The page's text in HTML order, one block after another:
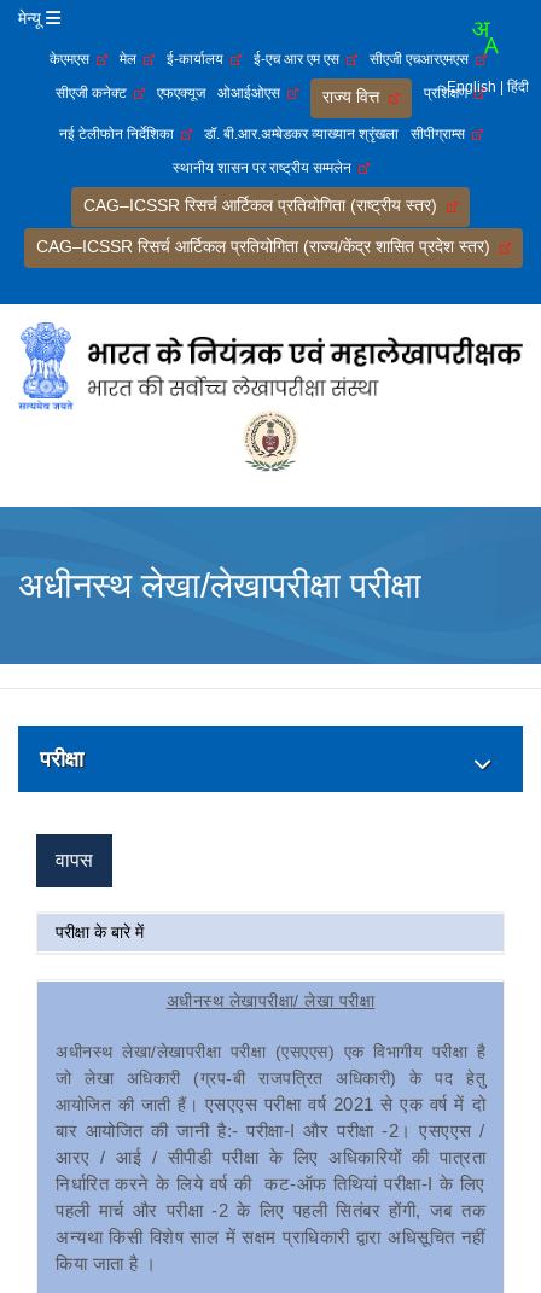
मेन्यू
केएमएस मेल ई-कार्यालय ई-एच आर एम एस
सीएजी एचआरएमएस
सीएजी कनेक्ट
एफएक्यूज ओआईओएस राज्य वित्त प्रशिक्षण
नई टेलीफोन निर्देशिका डॉ. बी.आर.अम्बेडकर व्याख्यान श्रृंखला
सीपीग्राम्स
स्थानीय शासन पर राष्ट्रीय सम्मलेन
CAG–ICSSR रिसर्च आर्टिकल प्रतियोगिता (राष्ट्रीय स्तर)
CAG–ICSSR रिसर्च आर्टिकल प्रतियोगिता (राज्य/केंद्र शासित प्रदेश स्तर)
English | हिंदी
अधीनस्थ लेखा/लेखापरीक्षा परीक्षा
परीक्षा
वापस
परीक्षा के बारे में
अधीनस्थ लेखापरीक्षा/ लेखा परीक्षा
अधीनस्थ लेखा/लेखापरीक्षा परीक्षा (एसएएस) एक विभागीय परीक्षा है
जो लेखा अधिकारी (ग्रप-बी राजपत्रित अधिकारी) के पद हेतु
आयोजित की जाती हैं। एसएएस परीक्षा वर्ष 2021 से एक वर्ष में दो
बार आयोजित की जानी है:- परीक्षा-I और परीक्षा -2। एसएएस /
आरए / आई / सीपीडी परीक्षा के लिए अधिकारियों की पात्रता
निर्धारित करने के लिये वर्ष की कट-ऑफ तिथियां परीक्षा-I के लिए
पहली मार्च और परीक्षा -2 के लिए पहली सितंबर होंगी, जब तक
अन्यथा किसी विशेष साल में सक्षम प्राधिकारी द्वारा अधिसूचित नहीं
किया जाता है ।